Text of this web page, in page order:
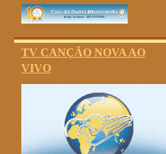
TV CANÇÃO NOVA AO
VIVO